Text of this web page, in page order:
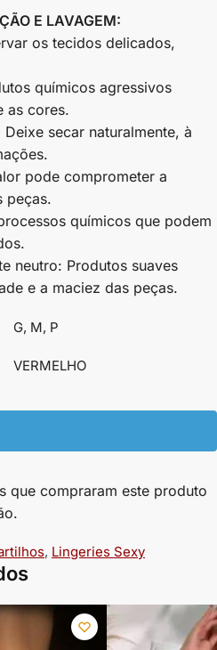
E LAVAGEM:
os tecidos delicados,
químicos agressivos
as cores.
secar naturalmente, à
pode comprometer a
peças.
químicos que podem
neutro: Produtos suaves
e a maciez das peças.
G, M, P
VERMELHO
que compraram este produto
, Lingeries Sexy